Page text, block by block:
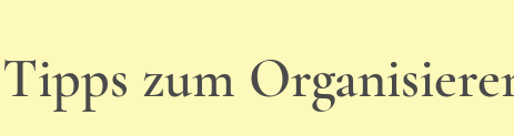
Tipps zum